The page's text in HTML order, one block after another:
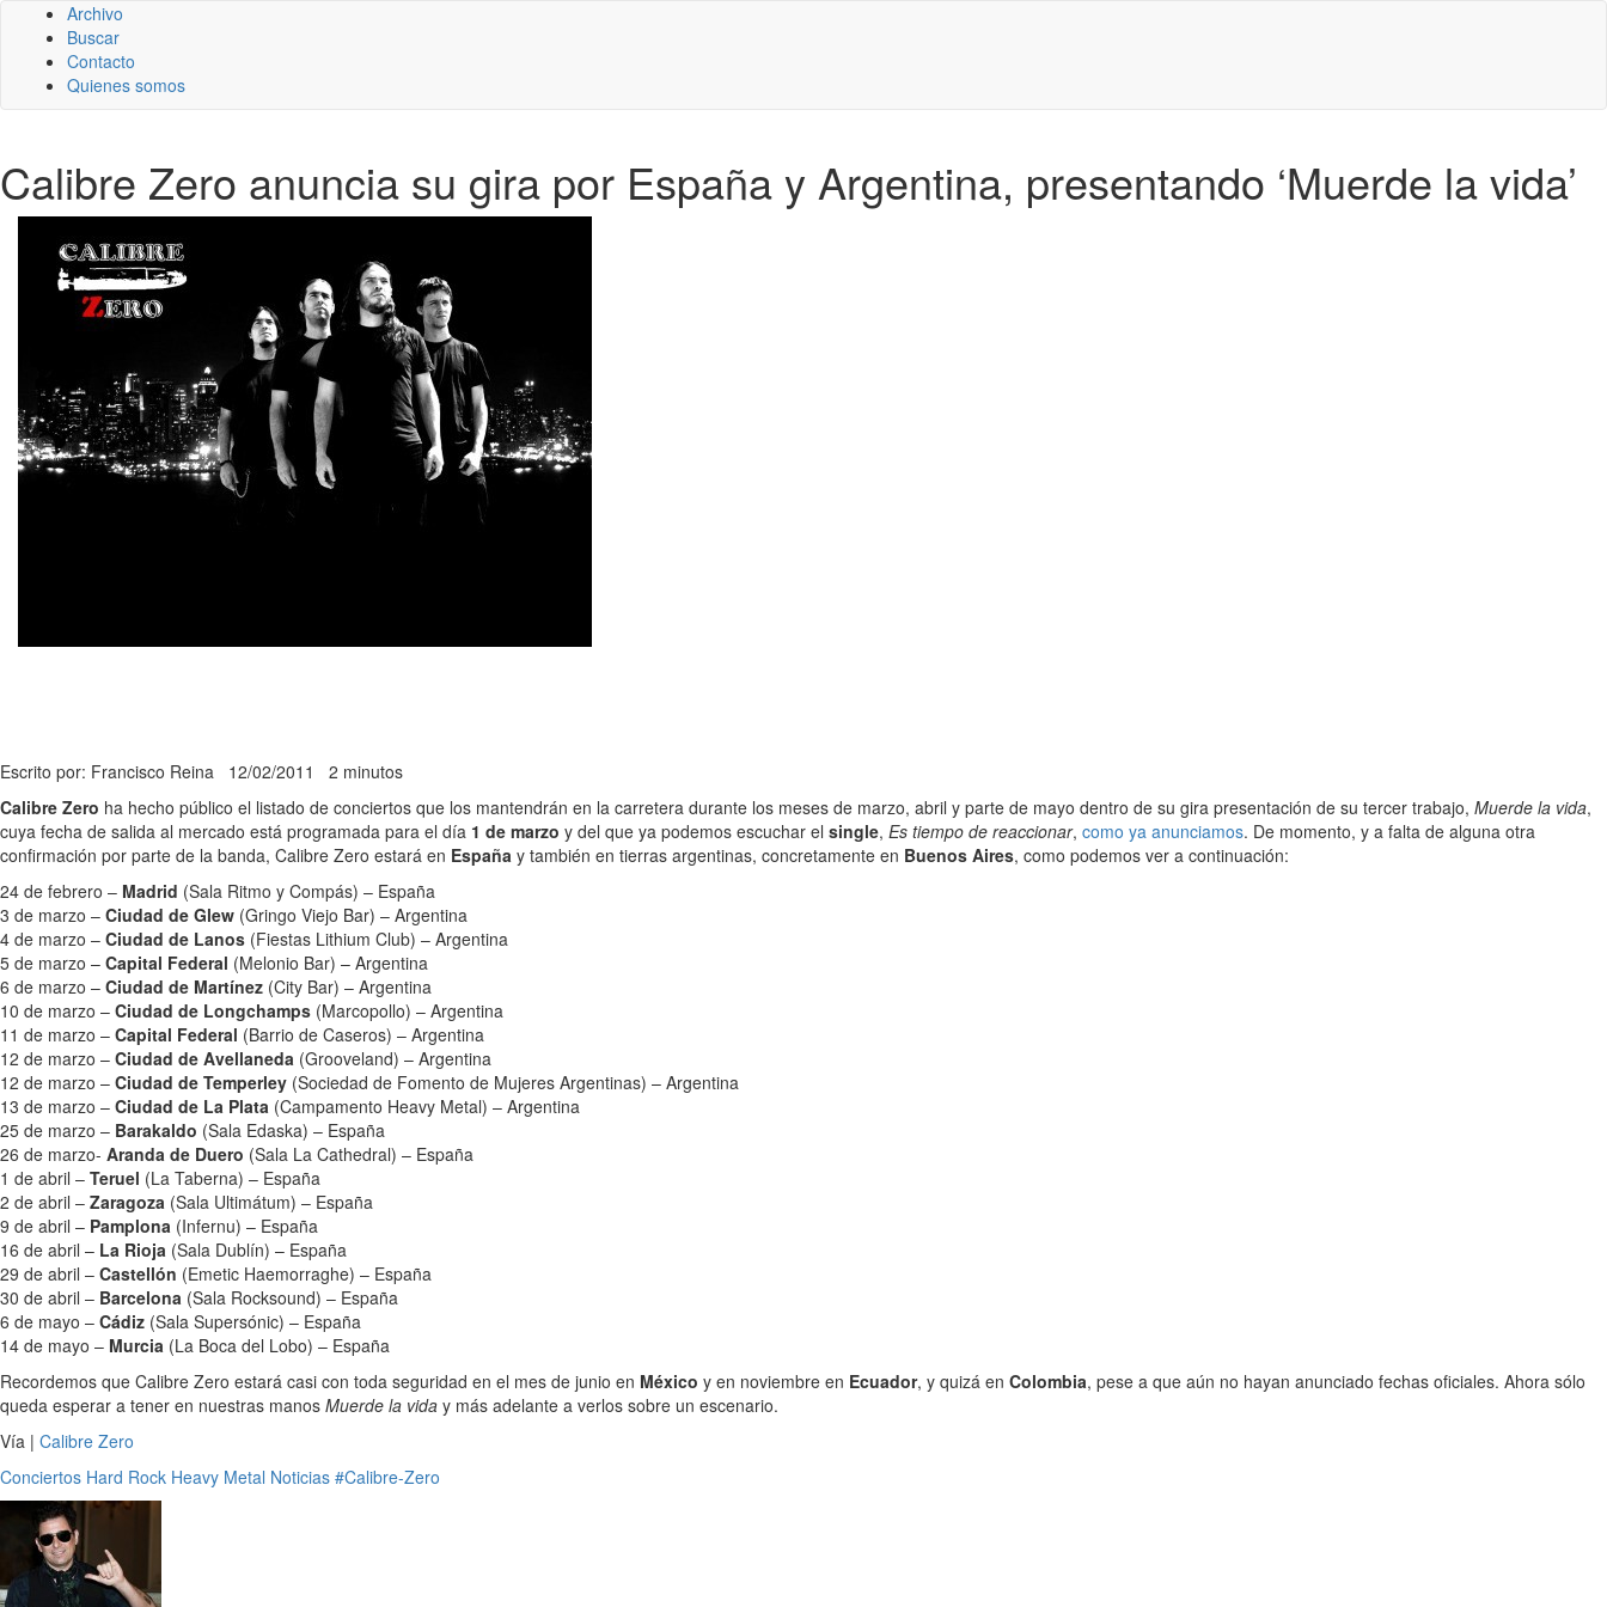
Archivo
Buscar
Contacto
Quienes somos
Calibre Zero anuncia su gira por España y Argentina, presentando ‘Muerde la vida’
Escrito por: Francisco Reina 12/02/2011 2 minutos
Calibre Zero ha hecho público el listado de conciertos que los mantendrán en la carretera durante los meses de marzo, abril y parte de mayo dentro de su gira presentación de su tercer trabajo, Muerde la vida,
cuya fecha de salida al mercado está programada para el día 1 de marzo y del que ya podemos escuchar el single, Es tiempo de reaccionar, como ya anunciamos. De momento, y a falta de alguna otra
confirmación por parte de la banda, Calibre Zero estará en España y también en tierras argentinas, concretamente en Buenos Aires, como podemos ver a continuación:
24 de febrero – Madrid (Sala Ritmo y Compás) – España
3 de marzo – Ciudad de Glew (Gringo Viejo Bar) – Argentina
4 de marzo – Ciudad de Lanos (Fiestas Lithium Club) – Argentina
5 de marzo – Capital Federal (Melonio Bar) – Argentina
6 de marzo – Ciudad de Martínez (City Bar) – Argentina
10 de marzo – Ciudad de Longchamps (Marcopollo) – Argentina
11 de marzo – Capital Federal (Barrio de Caseros) – Argentina
12 de marzo – Ciudad de Avellaneda (Grooveland) – Argentina
12 de marzo – Ciudad de Temperley (Sociedad de Fomento de Mujeres Argentinas) – Argentina
13 de marzo – Ciudad de La Plata (Campamento Heavy Metal) – Argentina
25 de marzo – Barakaldo (Sala Edaska) – España
26 de marzo- Aranda de Duero (Sala La Cathedral) – España
1 de abril – Teruel (La Taberna) – España
2 de abril – Zaragoza (Sala Ultimátum) – España
9 de abril – Pamplona (Infernu) – España
16 de abril – La Rioja (Sala Dublín) – España
29 de abril – Castellón (Emetic Haemorraghe) – España
30 de abril – Barcelona (Sala Rocksound) – España
6 de mayo – Cádiz (Sala Supersónic) – España
14 de mayo – Murcia (La Boca del Lobo) – España
Recordemos que Calibre Zero estará casi con toda seguridad en el mes de junio en México y en noviembre en Ecuador, y quizá en Colombia, pese a que aún no hayan anunciado fechas oficiales. Ahora sólo
queda esperar a tener en nuestras manos Muerde la vida y más adelante a verlos sobre un escenario.
Vía | Calibre Zero
Conciertos Hard Rock Heavy Metal Noticias #Calibre-Zero